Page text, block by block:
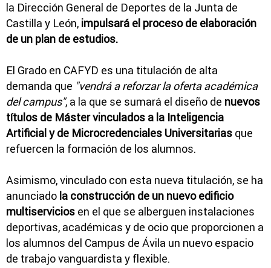
la Dirección General de Deportes de la Junta de
Castilla y León, impulsará el proceso de elaboración
de un plan de estudios.
El Grado en CAFYD es una titulación de alta
demanda que "vendrá a reforzar la oferta académica
del campus", a la que se sumará el diseño de nuevos
títulos de Máster vinculados a la Inteligencia
Artificial y de Microcredenciales Universitarias que
refuercen la formación de los alumnos.
Asimismo, vinculado con esta nueva titulación, se ha
anunciado la construcción de un nuevo edificio
multiservicios en el que se alberguen instalaciones
deportivas, académicas y de ocio que proporcionen a
los alumnos del Campus de Ávila un nuevo espacio
de trabajo vanguardista y flexible.